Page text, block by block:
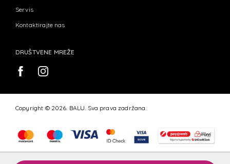
Servis
Kontaktirajte nas
DRUŠTVENE MREŽE
Copyright © 2026. BALU. Sva prava zadržana.